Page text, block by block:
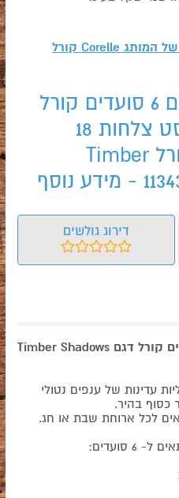
Corelle קורל
סט צלחות 18 חלקים 6 סועדים קורל
Timber Shadowsסט צלחות 18
חלקים 6 סועדים קורל Timber
דירוג גולשים
סט צלחות 18 חלקים 6 סועדים קורל דגם Timber Shadows
עדינות של ענפים נטולי
כסוף בהיר.
לכל ארוחת שבת או חג.